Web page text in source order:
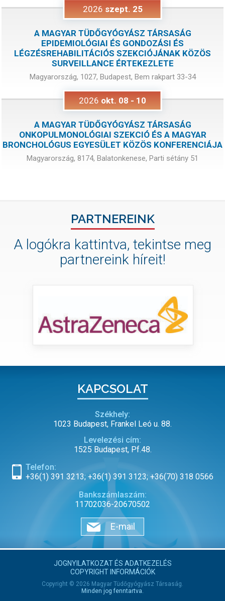
2026 szept. 25
A MAGYAR TÜDŐGYÓGYÁSZ TÁRSASÁG
EPIDEMIOLÓGIAI ÉS GONDOZÁSI ÉS
LÉGZÉSREHABILITÁCIÓS SZEKCIÓJÁNAK KÖZÖS
SURVEILLANCE ÉRTEKEZLETE
Magyarország, 1027, Budapest, Bem rakpart 33-34
2026 okt. 08 - 10
A MAGYAR TÜDŐGYÓGYÁSZ TÁRSASÁG
ONKOPULMONOLÓGIAI SZEKCIÓ ÉS A MAGYAR
BRONCHOLÓGUS EGYESÜLET KÖZÖS KONFERENCIÁJA
Magyarország, 8174, Balatonkenese, Parti sétány 51
PARTNEREINK
A logókra kattintva, tekintse meg
partnereink híreit!
KAPCSOLAT
Székhely:
1023 Budapest, Frankel Leó u. 88.
Levelezési cím:
1525 Budapest, Pf.48.
Telefon:
+36(1) 391 3213; +36(1) 391 3123; +36(70) 318 0566
Bankszámlaszám:
11702036-20670502
E-mail
JOGNYILATKOZAT ÉS ADATKEZELÉS
COPYRIGHT INFORMÁCIÓK
Copyright © 2026 Magyar Tüdőgyógyász Társaság.
Minden jog fenntartva.